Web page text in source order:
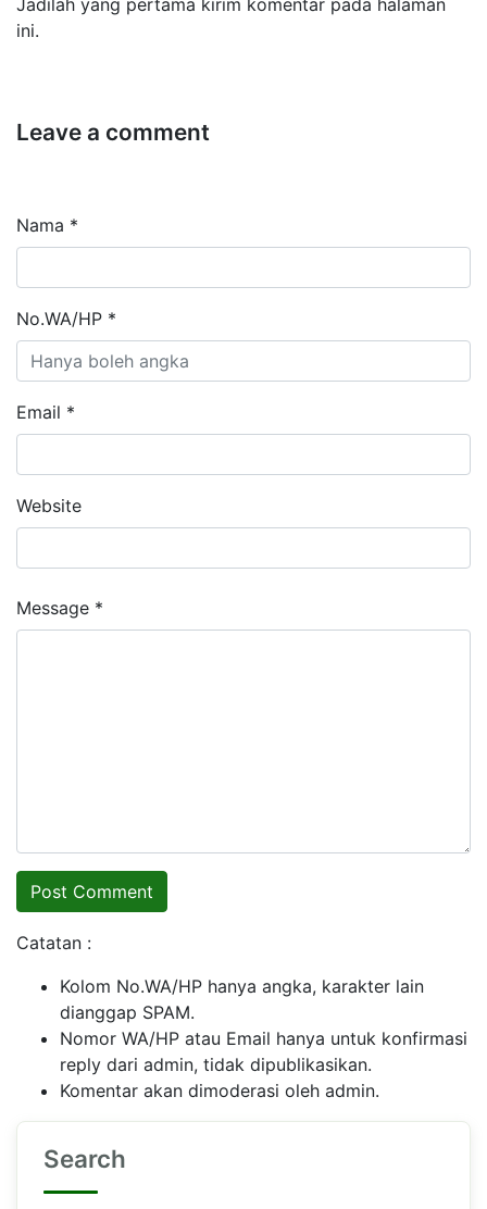
ini.
Leave a comment
Nama *
No.WA/HP *
Email *
Website
Message *
Catatan :
Kolom No.WA/HP hanya angka, karakter lain
dianggap SPAM.
Nomor WA/HP atau Email hanya untuk konfirmasi
reply dari admin, tidak dipublikasikan.
Komentar akan dimoderasi oleh admin.
Search